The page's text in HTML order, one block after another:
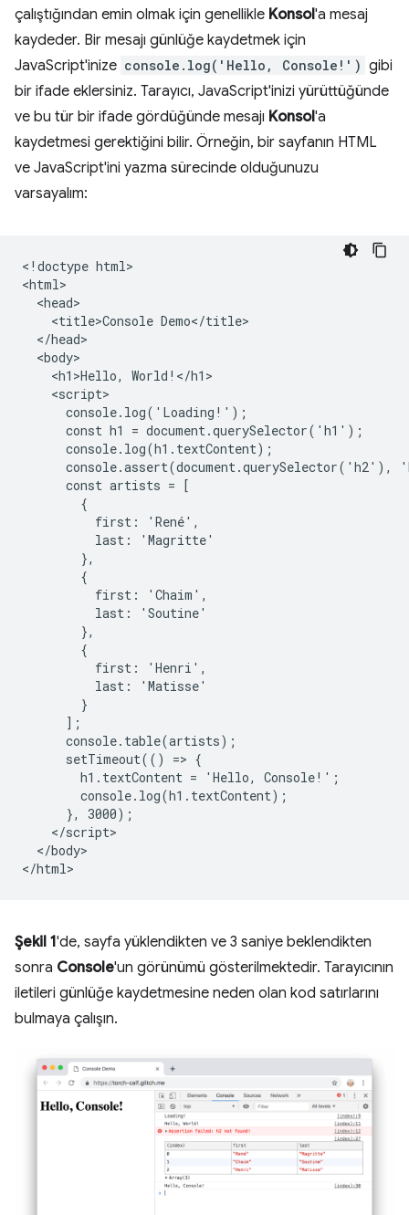
çalıştığından emin olmak için genellikle Konsol'a mesaj
kaydeder. Bir mesajı günlüğe kaydetmek için
JavaScript'inize console.log('Hello, Console!') gibi
bir ifade eklersiniz. Tarayıcı, JavaScript'inizi yürüttüğünde
ve bu tür bir ifade gördüğünde mesajı Konsol'a
kaydetmesi gerektiğini bilir. Örneğin, bir sayfanın HTML
ve JavaScript'ini yazma sürecinde olduğunuzu
varsayalım:
<!doctype html>
<html>
<head>
<title>Console Demo</title>
</head>
<body>
<h1>Hello, World!</h1>
<script>
console.log('Loading!');
const h1 = document.querySelector('h1');
console.log(h1.textContent);
console.assert(document.querySelector('h2'),
const artists = [
{
first: 'René',
last: 'Magritte'
},
{
first: 'Chaim',
last: 'Soutine'
},
{
first: 'Henri',
last: 'Matisse'
}
];
console.table(artists);
setTimeout(() => {
h1.textContent = 'Hello, Console!';
console.log(h1.textContent);
}, 3000);
</script>
</body>
Şekil 1'de, sayfa yüklendikten ve 3 saniye beklendikten
sonra Console'un görünümü gösterilmektedir. Tarayıcının
iletileri günlüğe kaydetmesine neden olan kod satırlarını
bulmaya çalışın.